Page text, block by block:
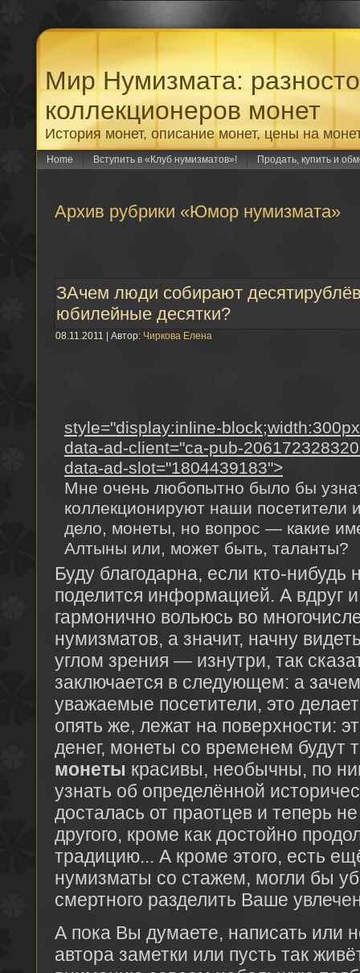
Мир Нумизмата:
коллекционеров монет
История монет, описание монет, цены на
Home Вступить в «Клуб нумизматов»! Продать, купить и
Архив рубрики «Юмор нумизмата»
ЗАчем люди собирают
юбилейные десятки?
08.11.2011 | Автор: Чиркова Елена
style="display:inline-
data-ad-client="ca-pub-
data-ad-slot="1804439183">
Мне очень любопытно было бы
коллекционируют наши посетители
дело, монеты, но вопрос — какие
Алтыны или, может быть, таланты?
Буду благодарна, если кто-нибудь
поделится информацией. А вдруг
гармонично вольюсь во
нумизматов, а значит, начну
углом зрения — изнутри, так
заключается в следующем: а
уважаемые посетители, это
опять же, лежат на поверхности:
денег, монеты со временем будут
монеты красивы, необычны, по
узнать об определённой
досталась от праотцев и теперь
другого, кроме как достойно
традицию... А кроме этого, есть
нумизматы со стажем, могли бы
смертного разделить Ваше
А пока Вы думаете, написать или
автора заметки или пусть так